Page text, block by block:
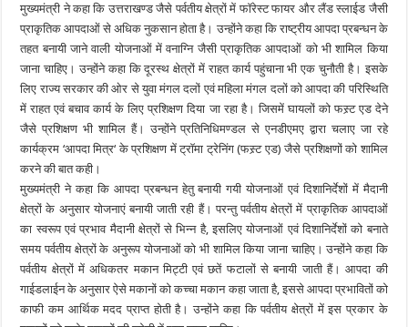
मुख्यमंत्री ने कहा कि उत्तराखण्ड जैसे पर्वतीय क्षेत्रों में फाॅरेस्ट फायर और लैंड स्लाईड जैसी
प्राकृतिक आपदाओं से अधिक नुकसान होता है। उन्होंने कहा कि राष्ट्रीय आपदा प्रबन्धन के
तहत बनायी जाने वाली योजनाओं में वनाग्नि जैसी प्राकृतिक आपदाओं को भी शामिल किया
जाना चाहिए। उन्होंने कहा कि दूरस्थ क्षेत्रों में राहत कार्य पहुंचाना भी एक चुनौती है। इसके
लिए राज्य सरकार की ओर से युवा मंगल दलों एवं महिला मंगल दलों को आपदा की परिस्थिति
में राहत एवं बचाव कार्य के लिए प्रशिक्षण दिया जा रहा है। जिसमें घायलों को फस्र्ट एड देने
जैसे प्रशिक्षण भी शामिल हैं। उन्होंने प्रतिनिधिमण्डल से एनडीएमए द्वारा चलाए जा रहे
कार्यक्रम ‘आपदा मित्र‘ के प्रशिक्षण में ट्राॅमा ट्रेनिंग (फस्र्ट एड) जैसे प्रशिक्षणों को शामिल
करने की बात कही।
मुख्यमंत्री ने कहा कि आपदा प्रबन्धन हेतु बनायी गयी योजनाओं एवं दिशानिर्देशों में मैदानी
क्षेत्रों के अनुसार योजनाएं बनायी जाती रही हैं। परन्तु पर्वतीय क्षेत्रों में प्राकृतिक आपदाओं
का स्वरूप एवं प्रभाव मैदानी क्षेत्रों से भिन्न है, इसलिए योजनाओं एवं दिशानिर्देशों को बनाते
समय पर्वतीय क्षेत्रों के अनुरूप योजनाओं को भी शामिल किया जाना चाहिए। उन्होंने कहा कि
पर्वतीय क्षेत्रों में अधिकतर मकान मिट्टी एवं छतें फटालों से बनायी जाती हैं। आपदा की
गाईडलाईन के अनुसार ऐसे मकानों को कच्चा मकान कहा जाता है, इससे आपदा प्रभावितों को
काफी कम आर्थिक मदद प्राप्त होती है। उन्होंने कहा कि पर्वतीय क्षेत्रों में इस प्रकार के